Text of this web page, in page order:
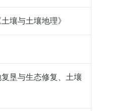
壤与土壤地理》
垦与生态修复、土壤